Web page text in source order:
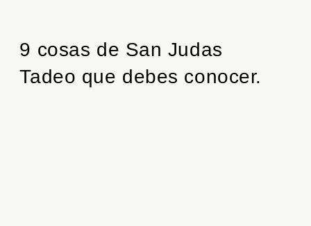
9 cosas de San Judas
Tadeo que debes conocer.